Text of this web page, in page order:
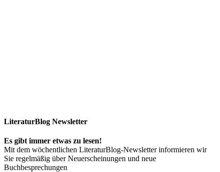
LiteraturBlog Newsletter
Es gibt immer etwas zu lesen!
Mit dem wöchentlichen LiteraturBlog-Newsletter informieren wir
Sie regelmäßig über Neuerscheinungen und neue
Buchbesprechungen